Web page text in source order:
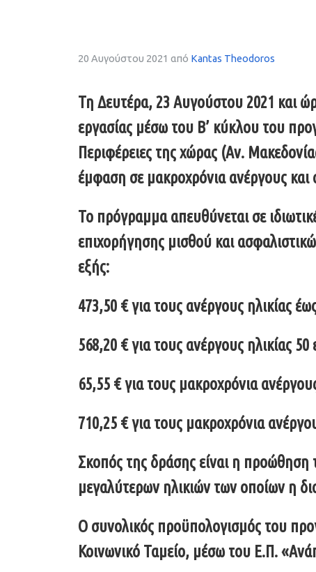
20 Αυγούστου 2021 από Kantas Theodoros
Τη Δευτέρα, 23 Αυγούστου 2021 και
εργασίας μέσω του Β’ κύκλου του
Περιφέρειες της χώρας (Αν.
έμφαση σε μακροχρόνια ανέργους και
Το πρόγραμμα απευθύνεται σε
επιχορήγησης μισθού και
εξής:
473,50 € για τους ανέργους ηλικίας
568,20 € για τους ανέργους ηλικίας
65,55 € για τους μακροχρόνια
710,25 € για τους μακροχρόνια
Σκοπός της δράσης είναι η προώθηση
μεγαλύτερων ηλικιών των οποίων η
Ο συνολικός προϋπολογισμός του
Κοινωνικό Ταμείο, μέσω του Ε.Π.